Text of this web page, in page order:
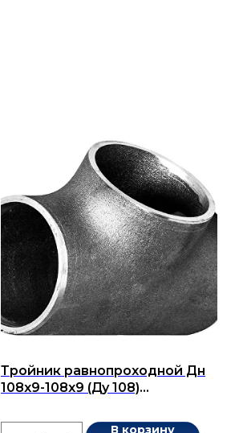
Тройник равнопроходной Дн
108x9-108x9 (Ду 108)
В корзину